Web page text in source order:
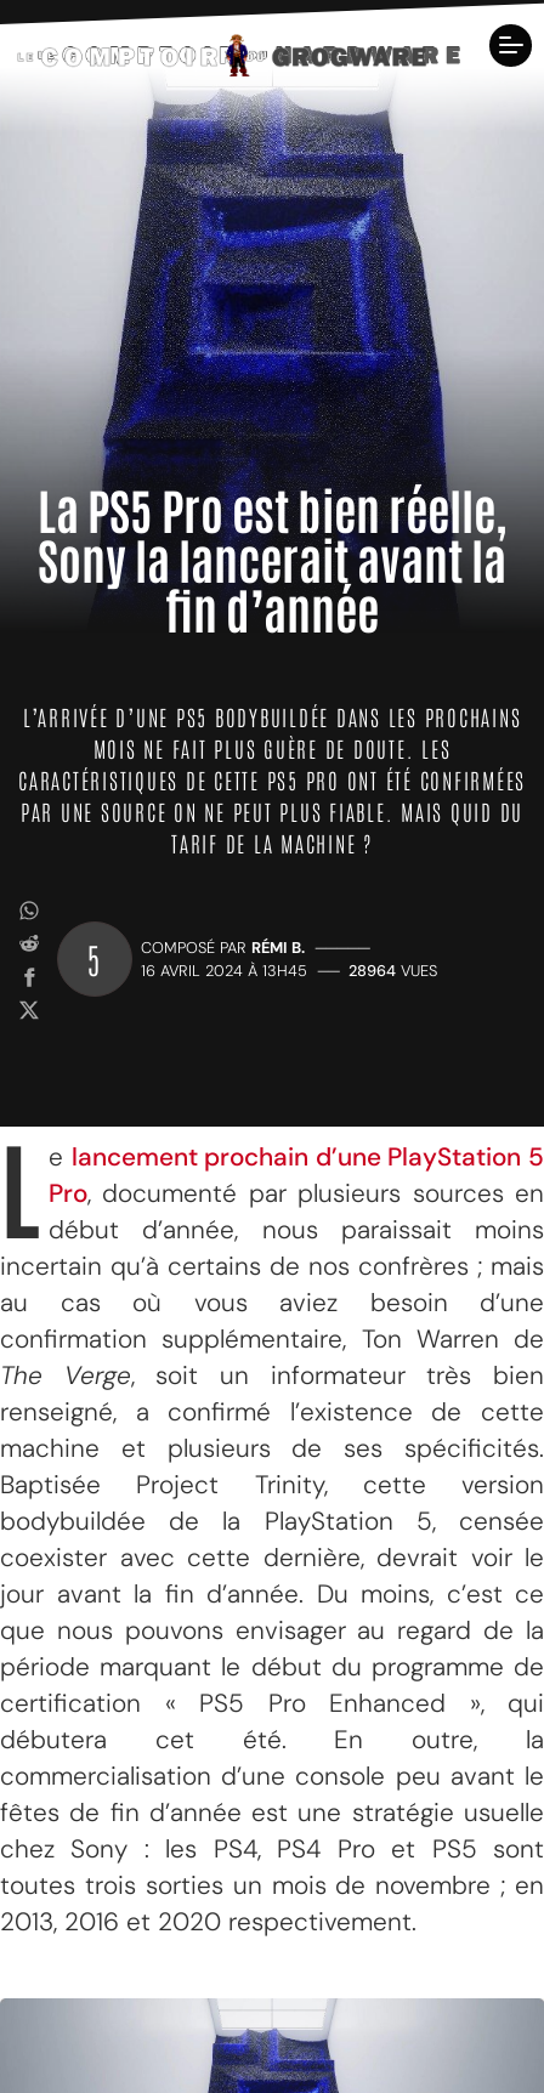
La PS5 Pro est bien réelle,
Sony la lancerait avant la
fin d’année
L’ARRIVÉE D’UNE PS5 BODYBUILDÉE DANS LES PROCHAINS
MOIS NE FAIT PLUS GUÈRE DE DOUTE. LES
CARACTÉRISTIQUES DE CETTE PS5 PRO ONT ÉTÉ CONFIRMÉES
PAR UNE SOURCE ON NE PEUT PLUS FIABLE. MAIS QUID DU
TARIF DE LA MACHINE ?
5 COMPOSÉ PAR RÉMI B. —————
16 AVRIL 2024 À 13H45 —— 28964 VUES
L e lancement prochain d’une PlayStation 5
Pro, documenté par plusieurs sources en
début d’année, nous paraissait moins
incertain qu’à certains de nos confrères ; mais
au cas où vous aviez besoin d’une
confirmation supplémentaire, Ton Warren de
The Verge, soit un informateur très bien
renseigné, a confirmé l’existence de cette
machine et plusieurs de ses spécificités.
Baptisée Project Trinity, cette version
bodybuildée de la PlayStation 5, censée
coexister avec cette dernière, devrait voir le
jour avant la fin d’année. Du moins, c’est ce
que nous pouvons envisager au regard de la
période marquant le début du programme de
certification « PS5 Pro Enhanced », qui
débutera cet été. En outre, la
commercialisation d’une console peu avant le
fêtes de fin d’année est une stratégie usuelle
chez Sony : les PS4, PS4 Pro et PS5 sont
toutes trois sorties un mois de novembre ; en
2013, 2016 et 2020 respectivement.